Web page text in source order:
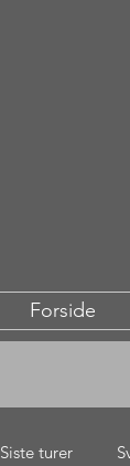
Forside
Siste turer